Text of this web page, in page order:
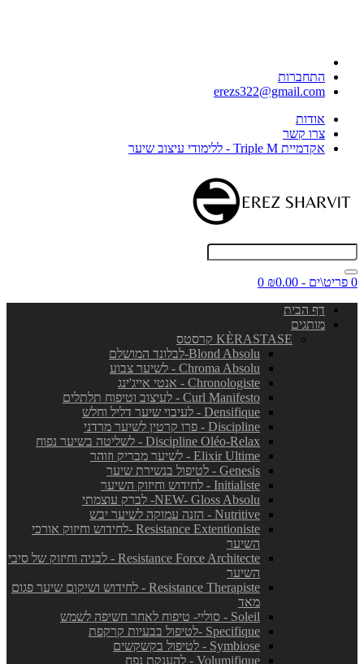
התחברות
erezs322@gmail.com
אודות
צרו קשר
אקדמיית Triple M - ללימודי עיצוב שיער
0 פריט\ים - ₪0.00
0
דף הבית
מותגים
KÈRASTASE קרסטס
Blond Absolu-לבלונד המושלם
Chroma Absolu - לשיער צבוע
Chronologiste - אנטי אייג'ינג
Curl Manifesto - לעיצוב וטיפוח תלתלים
Densifique - לעיבוי שיער דליל וחלש
Discipline - פרו קרטין לשיער מרדני
Discipline Oléo-Relax - לשליטה בשיער נפוח
Elixir Ultime - לשיער מבריק וזוהר
Genesis - לטיפול בנשירת שיער
Initialiste - לחידוש וחיזוק השיער
NEW- Gloss Absolu- לברק עוצמתי
Nutritive - הזנה עמוקה לשיער יבש
Resistance Extentioniste -לחידוש וחיזוק אורכי
השיער
Resistance Force Architecte - לבניה וחיזוק של סיבי
השיער
Resistance Therapiste - לחידוש ושיקום שיער פגום
מאד
Soleil - סוליי- טיפוח לאחר חשיפה לשמש
Specifique -לטיפול בבעיות קרקפת
Symbiose - לטיפול בקשקשים
Volumifique - להענקת נפח